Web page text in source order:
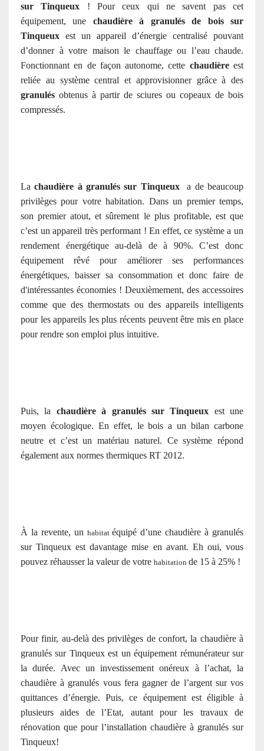
sur Tinqueux ! Pour ceux qui ne savent pas cet
équipement, une chaudière à granulés de bois sur
Tinqueux est un appareil d’énergie centralisé pouvant
d’donner à votre maison le chauffage ou l’eau chaude.
Fonctionnant en de façon autonome, cette chaudièreest
reliée au système central et approvisionner grâceà des
granulés obtenus à partir de sciures ou copeaux de bois
compressés.
Lachaudière à granulés sur Tinqueux
a de beaucoup
privilèges pour votre habitation. Dans un premier temps,
son premier atout, et sûrement le plus profitable, est que
c’est un appareil très performant ! En effet, ce système a un
rendement énergétique au-delà de à 90%. C’est donc
équipement rêvé pour améliorer ses performances
énergétiques, baisser sa consommation et donc faire de
d'intéressantes économies ! Deuxièmement, des accessoires
comme que des thermostats ou des appareils intelligents
pour les appareils les plus récents peuvent être mis en place
pour rendre son emploi plus intuitive.
Puis, la chaudière à granulés sur Tinqueux est une
moyen écologique. En effet, le bois a un bilan carbone
neutre et c’est un matériau naturel. Ce système répond
également aux normes thermiques RT 2012.
À la revente, un habitatéquipé d’une chaudière à granulés
sur Tinqueux est davantage mise en avant. Eh oui, vous
pouvez réhausser la valeur de votre habitation de 15 à 25% !
Pour finir, au-delà des privilèges de confort, la chaudière à
granulés sur Tinqueux est un équipement rémunérateur sur
la durée. Avec un investissement onéreux à l’achat, la
chaudière à granulés vous fera gagner de l’argent sur vos
quittances d’énergie. Puis, ce équipement est éligible à
plusieurs aides de l’Etat, autant pour les travaux de
rénovation que pour l’installation chaudière à granulés sur
Tinqueux!